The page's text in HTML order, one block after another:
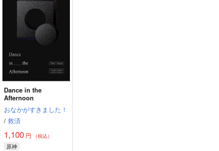
Dance in the
Afternoon
おなかがすきました！
/ 救済
1,100 円 （税込）
原神